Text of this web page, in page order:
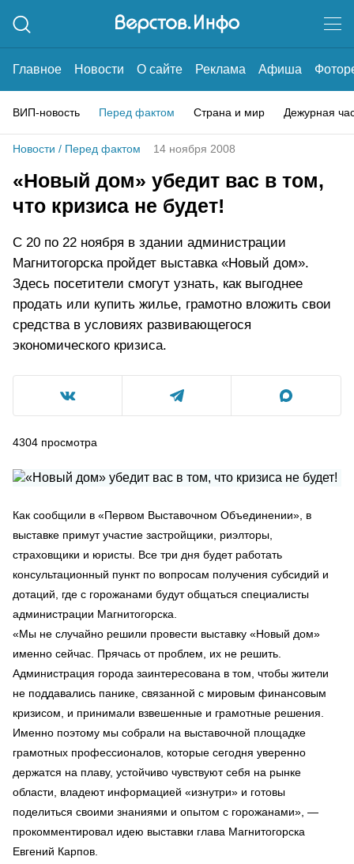
Главное Новости О сайте Реклама Афиша
ВИП-новость Перед фактом Страна и мир Дежурная
Новости / Перед фактом 14 ноября 2008
«Новый дом» убедит вас в том,
что кризиса не будет!
С 20 по 22 ноября в здании администрации
Магнитогорска пройдет выставка «Новый дом».
Здесь посетители смогут узнать, как выгоднее
продать или купить жилье, грамотно вложить свои
средства в условиях развивающегося
экономического кризиса.
4304 просмотра
Как сообщили в «Первом Выставочном Объединении», в
выставке примут участие застройщики, риэлторы,
страховщики и юристы. Все три дня будет работать
консультационный пункт по вопросам получения субсидий и
дотаций, где с горожанами будут общаться специалисты
администрации Магнитогорска.
«Мы не случайно решили провести выставку «Новый дом»
именно сейчас. Прячась от проблем, их не решить.
Администрация города заинтересована в том, чтобы жители
не поддавались панике, связанной с мировым финансовым
кризисом, и принимали взвешенные и грамотные решения.
Именно поэтому мы собрали на выставочной площадке
грамотных профессионалов, которые сегодня уверенно
держатся на плаву, устойчиво чувствуют себя на рынке
области, владеют информацией «изнутри» и готовы
поделиться своими знаниями и опытом с горожанами», —
прокомментировал идею выставки глава Магнитогорска
Евгений Карпов.